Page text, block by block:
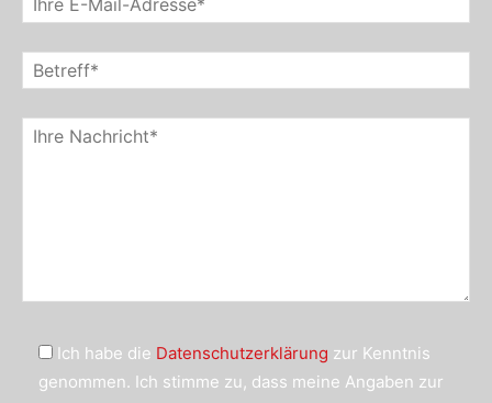
Ich habe die Datenschutzerklärung zur Kenntnis
genommen. Ich stimme zu, dass meine Angaben zur